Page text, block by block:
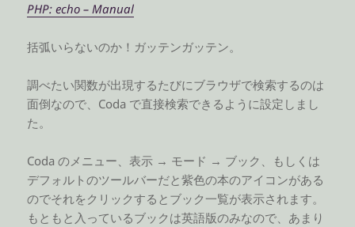
PHP: echo – Manual
括弧いらないのか！ガッテンガッテン。
調べたい関数が出現するたびにブラウザで検索するのは
面倒なので、Coda で直接検索できるように設定しまし
た。
Coda のメニュー、表示 → モード → ブック、もしくは
デフォルトのツールバーだと紫色の本のアイコンがある
のでそれをクリックするとブック一覧が表示されます。
もともと入っているブックは英語版のみなので、あまり